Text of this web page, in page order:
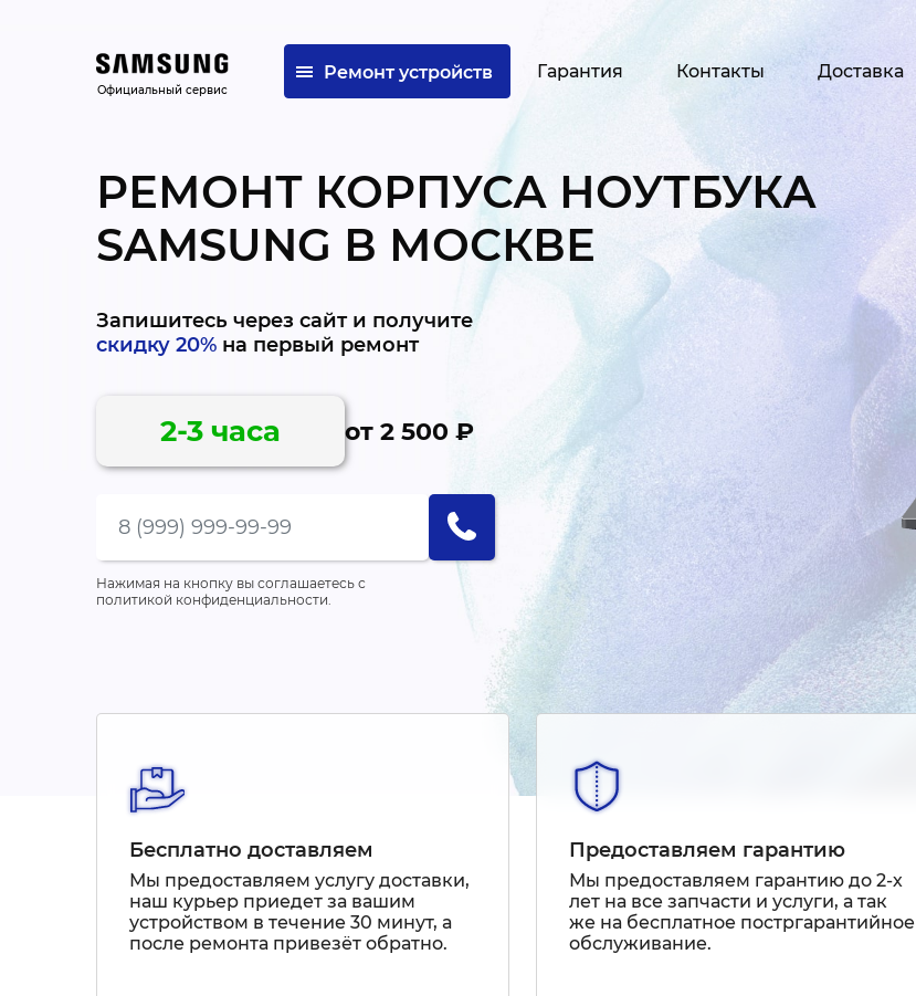
Официальный сервис
Ремонт устройств Гарантия Контакты Доставка
РЕМОНТ КОРПУСА НОУТБУКА
SAMSUNG В МОСКВЕ
Запишитесь через сайт и получите
скидку 20%на первый ремонт
2-3 часа от 2 500 ₽
Нажимая на кнопку вы соглашаетесь с
политикой конфиденциальности.
Бесплатно доставляем
Мы предоставляем услугу доставки,
наш курьер приедет за вашим
устройством в течение 30 минут, а
после ремонта привезёт обратно.
Предоставляем гарантию
Мы предоставляем гарантию до 2-х
лет на все запчасти и услуги, а так
же на бесплатное постргарантийное
обслуживание.